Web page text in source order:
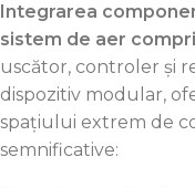
Integrarea
sistem de aer
uscător, controler și
dispozitiv modular,
spațiului extrem de
semnificative: